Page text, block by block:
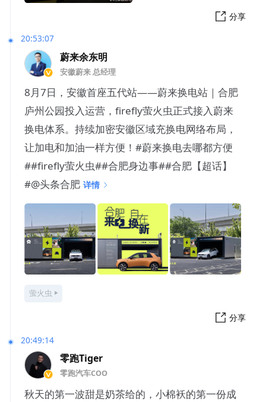
分享
20:53:07
蔚来余东明
安徽蔚来 总经理
8月7日，安徽首座五代站——蔚来换电站｜合肥
庐州公园投入运营，firefly萤火虫正式接入蔚来
换电体系。持续加密安徽区域充换电网络布局，
让加电和加油一样方便！#蔚来换电去哪都方便
##firefly萤火虫##合肥身边事##合肥【超话】
#@头条合肥 详情
萤火虫
分享
20:49:14
零跑Tiger
零跑汽车COO
秋天的第一波甜是奶茶给的，小棉袄的第一份成